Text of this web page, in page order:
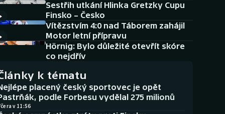
Aplikace ČT sport
AZ kvíz
Sestřih utkání Hlinka Gretzky Cupu
Finsko – Česko
Vítězstvím 4:0 nad Táborem zahájil
Motor letní přípravu
Hörnig: Bylo důležité otevřít skóre
co nejdřív
k tématu
placený český sportovec je opět
podle Forbesu vydělal 275 milionů
v 11:56